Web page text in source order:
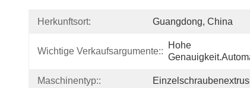
Herkunftsort: Guangdong, China
Wichtige Verkaufsargumente::
Hohe
Maschinentyp::